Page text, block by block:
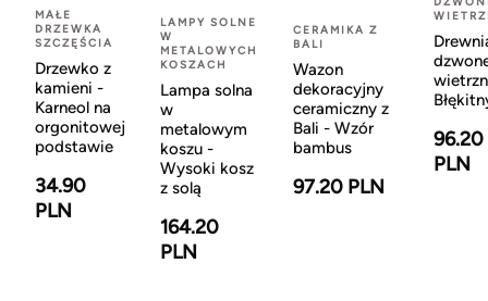
MAŁE
DRZEWKA
SZCZĘŚCIA
Drzewko z
kamieni -
Karneol na
orgonitowej
podstawie
34.90
PLN
LAMPY SOLNE
W
METALOWYCH
KOSZACH
Lampa solna
w
metalowym
koszu -
Wysoki kosz
z solą
164.20
PLN
CERAMIKA Z
BALI
Wazon
dekoracyjny
ceramiczny z
Bali - Wzór
bambus
97.20 PLN
96.20
PLN